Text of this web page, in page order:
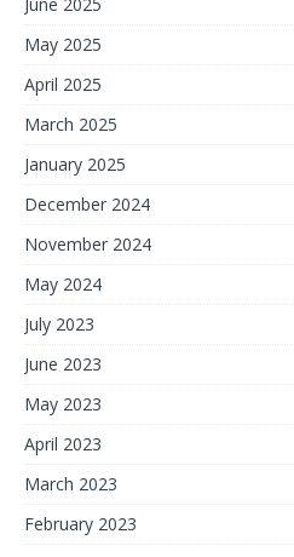
May 2025
April 2025
March 2025
January 2025
December 2024
November 2024
May 2024
July 2023
June 2023
May 2023
April 2023
March 2023
February 2023